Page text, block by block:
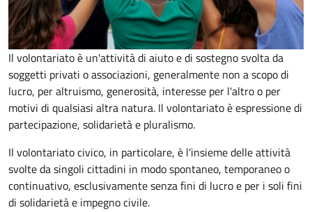
Il volontariato è un'attività di aiuto e di sostegno svolta da
soggetti privati o associazioni, generalmente non a scopo di
lucro, per altruismo, generosità, interesse per l'altro o per
motivi di qualsiasi altra natura. Il volontariato è espressione di
partecipazione, solidarietà e pluralismo.
Il volontariato civico, in particolare, è l’insieme delle attività
svolte da singoli cittadini in modo spontaneo, temporaneo o
continuativo, esclusivamente senza fini di lucro e per i soli fini
di solidarietà e impegno civile.